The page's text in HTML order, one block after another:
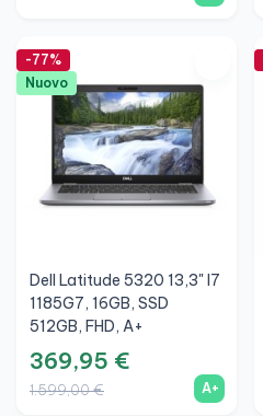
-77%
Nuovo
Dell Latitude 5320 13,3" I7
1185G7, 16GB, SSD
512GB, FHD, A+
369,95 €
1.599,00 € A+